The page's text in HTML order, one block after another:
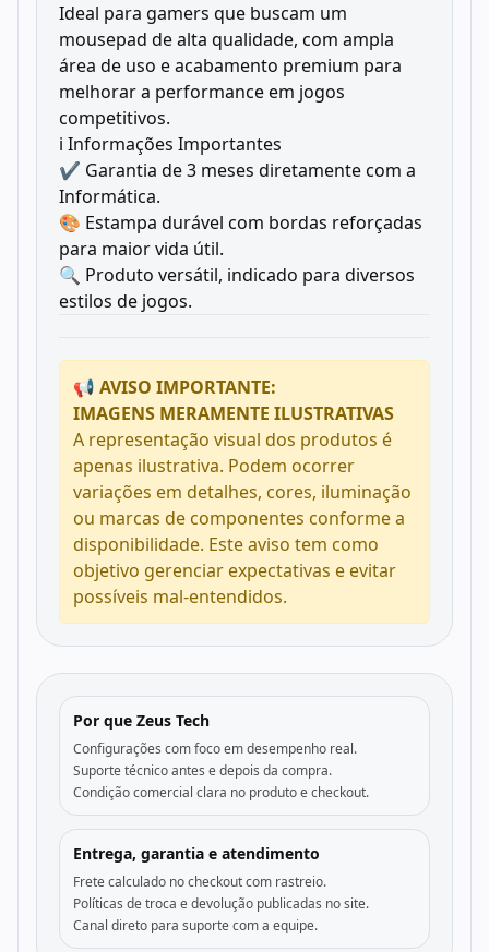
Ideal para gamers que buscam um
mousepad de alta qualidade, com ampla
área de uso e acabamento premium para
melhorar a performance em jogos
competitivos.
ℹ️ Informações Importantes
✔️ Garantia de 3 meses diretamente com a
Informática.
🎨 Estampa durável com bordas reforçadas
para maior vida útil.
🔍 Produto versátil, indicado para diversos
estilos de jogos.
📢 AVISO IMPORTANTE:
IMAGENS MERAMENTE ILUSTRATIVAS
A representação visual dos produtos é
apenas ilustrativa. Podem ocorrer
variações em detalhes, cores, iluminação
ou marcas de componentes conforme a
disponibilidade. Este aviso tem como
objetivo gerenciar expectativas e evitar
possíveis mal-entendidos.
Por que Zeus Tech
Configurações com foco em desempenho real.
Suporte técnico antes e depois da compra.
Condição comercial clara no produto e checkout.
Entrega, garantia e atendimento
Frete calculado no checkout com rastreio.
Políticas de troca e devolução publicadas no site.
Canal direto para suporte com a equipe.